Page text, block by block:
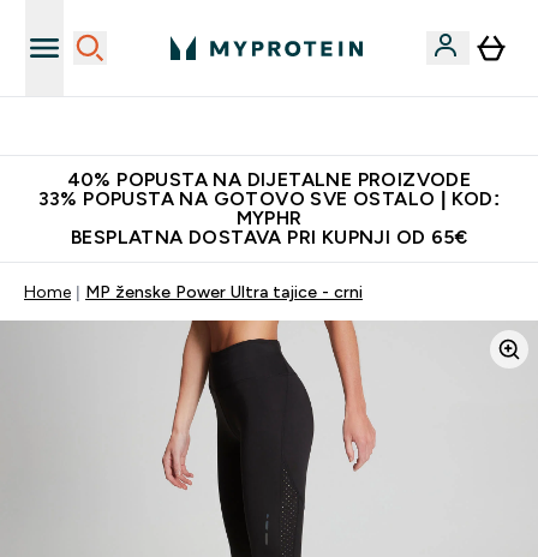
40% POPUSTA NA DIJETALNE PROIZVODE
33% POPUSTA NA GOTOVO SVE OSTALO | KOD:
MYPHR
BESPLATNA DOSTAVA PRI KUPNJI OD 65€
Home MP ženske Power Ultra tajice - crni